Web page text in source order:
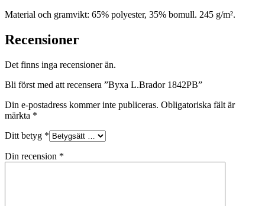
Material och gramvikt: 65% polyester, 35% bomull. 245 g/m².
Recensioner
Det finns inga recensioner än.
Bli först med att recensera ”Byxa L.Brador 1842PB”
Din e-postadress kommer inte publiceras. Obligatoriska fält är
märkta *
Ditt betyg *
Din recension *